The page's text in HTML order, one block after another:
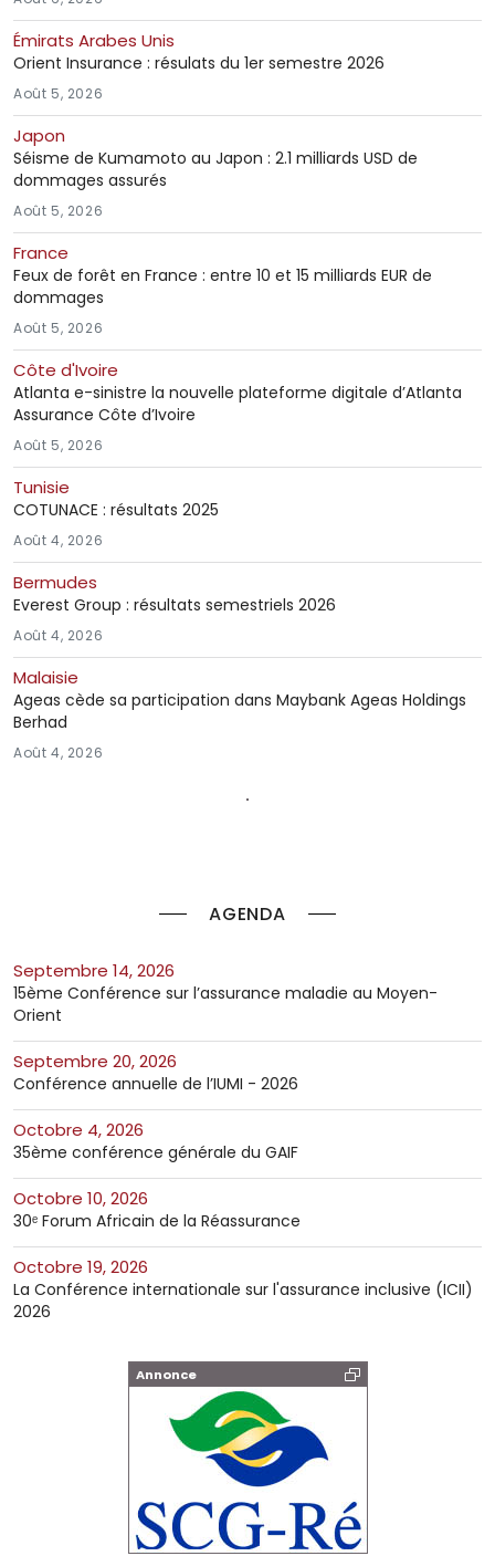
AGENDA
septembre 14, 2026
15ème Conférence sur l’assurance maladie au Moyen-
Orient
septembre 20, 2026
Conférence annuelle de l’IUMI - 2026
octobre 4, 2026
35ème conférence générale du GAIF
octobre 10, 2026
30ᵉ Forum Africain de la Réassurance
octobre 19, 2026
La Conférence internationale sur l'assurance inclusive (ICII)
2026
Annonce
Émirats Arabes Unis
Orient Insurance : résulats du 1er semestre 2026
Août 5, 2026
Japon
Séisme de Kumamoto au Japon : 2.1 milliards USD de
dommages assurés
Août 5, 2026
France
Feux de forêt en France : entre 10 et 15 milliards EUR de
dommages
Août 5, 2026
Côte d'Ivoire
Atlanta e-sinistre la nouvelle plateforme digitale d’Atlanta
Assurance Côte d’Ivoire
Août 5, 2026
Tunisie
COTUNACE : résultats 2025
Août 4, 2026
Bermudes
Everest Group : résultats semestriels 2026
Août 4, 2026
Malaisie
Ageas cède sa participation dans Maybank Ageas Holdings
Berhad
Août 4, 2026